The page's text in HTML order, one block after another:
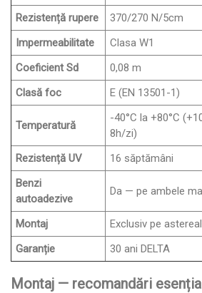
Rezistență rupere
370/270 N/5cm
Impermeabilitate
Clasa W1
Coeficient Sd
0,08 m
Clasă foc
E (EN 13501-1)
Temperatură
-40°C la +80°C
8h/zi)
Rezistență UV
16 săptămâni
Benzi
autoadezive
Da — pe ambele
Montaj
Exclusiv pe
Garanție
30 ani DELTA
Montaj — recomandări